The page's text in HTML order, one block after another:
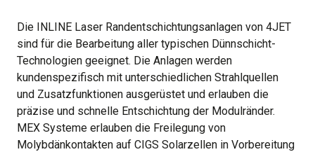
Die INLINE Laser Randentschichtungsanlagen von 4JET
sind für die Bearbeitung aller typischen Dünnschicht-
Technologien geeignet. Die Anlagen werden
kundenspezifisch mit unterschiedlichen Strahlquellen
und Zusatzfunktionen ausgerüstet und erlauben die
präzise und schnelle Entschichtung der Modulränder.
MEX Systeme erlauben die Freilegung von
Molybdänkontakten auf CIGS Solarzellen in Vorbereitung